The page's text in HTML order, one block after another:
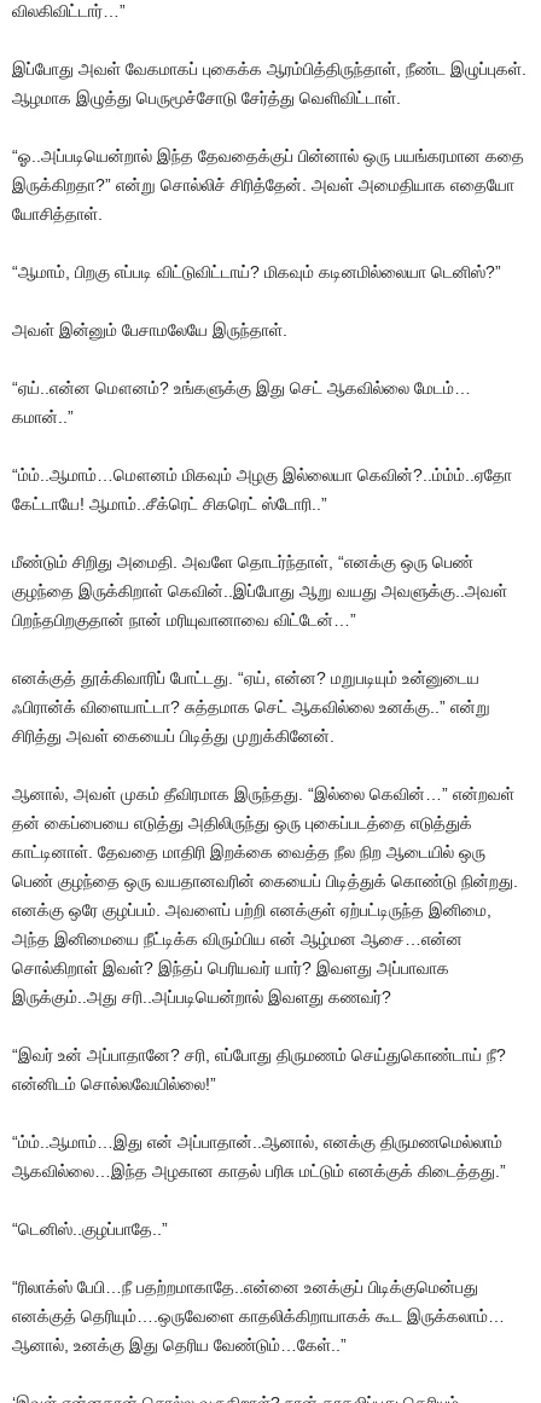
விலகிவிட்டார்…”
இப்போது அவள் வேகமாகப் புகைக்க ஆரம்பித்திருந்தாள், நீண்ட இழுப்புகள்.
ஆழமாக இழுத்து பெருமூச்சோடு சேர்த்து வெளிவிட்டாள்.
“ஓ..அப்படியென்றால் இந்த தேவதைக்குப் பின்னால் ஒரு பயங்கரமான கதை
இருக்கிறதா?” என்று சொல்லிச் சிரித்தேன். அவள் அமைதியாக எதையோ
யோசித்தாள்.
“ஆமாம், பிறகு எப்படி விட்டுவிட்டாய்? மிகவும் கடினமில்லையா டெனிஸ்?”
அவள் இன்னும் பேசாமலேயே இருந்தாள்.
“ஏய்..என்ன மௌனம்? உங்களுக்கு இது செட் ஆகவில்லை மேடம்…
கமான்..”
“ம்ம்..ஆமாம்…மௌனம் மிகவும் அழகு இல்லையா கெவின்?..ம்ம்ம்..ஏதோ
கேட்டாயே! ஆமாம்..சீக்ரெட் சிகரெட் ஸ்டோரி..”
மீண்டும் சிறிது அமைதி. அவளே தொடர்ந்தாள், “எனக்கு ஒரு பெண்
குழந்தை இருக்கிறாள் கெவின்..இப்போது ஆறு வயது அவளுக்கு..அவள்
பிறந்தபிறகுதான் நான் மரியுவானாவை விட்டேன்…”
எனக்குத் தூக்கிவாரிப் போட்டது. “ஏய், என்ன? மறுபடியும் உன்னுடைய
ஃபிரான்க் விளையாட்டா? சுத்தமாக செட் ஆகவில்லை உனக்கு..” என்று
சிரித்து அவள் கையைப் பிடித்து முறுக்கினேன்.
ஆனால், அவள் முகம் தீவிரமாக இருந்தது. “இல்லை கெவின்…” என்றவள்
தன் கைப்பையை எடுத்து அதிலிருந்து ஒரு புகைப்படத்தை எடுத்துக்
காட்டினாள். தேவதை மாதிரி இறக்கை வைத்த நீல நிற ஆடையில் ஒரு
பெண் குழந்தை ஒரு வயதானவரின் கையைப் பிடித்துக் கொண்டு நின்றது.
எனக்கு ஒரே குழப்பம். அவளைப் பற்றி எனக்குள் ஏற்பட்டிருந்த இனிமை,
அந்த இனிமையை நீட்டிக்க விரும்பிய என் ஆழ்மன ஆசை…என்ன
சொல்கிறாள் இவள்? இந்தப் பெரியவர் யார்? இவளது அப்பாவாக
இருக்கும்..அது சரி..அப்படியென்றால் இவளது கணவர்?
“இவர் உன் அப்பாதானே? சரி, எப்போது திருமணம் செய்துகொண்டாய் நீ?
என்னிடம் சொல்லவேயில்லை!”
“ம்ம்..ஆமாம்…இது என் அப்பாதான்..ஆனால், எனக்கு திருமணமெல்லாம்
ஆகவில்லை…இந்த அழகான காதல் பரிசு மட்டும் எனக்குக் கிடைத்தது.”
“டெனிஸ்..குழப்பாதே..”
“ரிலாக்ஸ் பேபி…நீ பதற்றமாகாதே..என்னை உனக்குப் பிடிக்குமென்பது
எனக்குத் தெரியும்….ஒருவேளை காதலிக்கிறாயாகக் கூட இருக்கலாம்…
ஆனால், உனக்கு இது தெரிய வேண்டும்…கேள்..”